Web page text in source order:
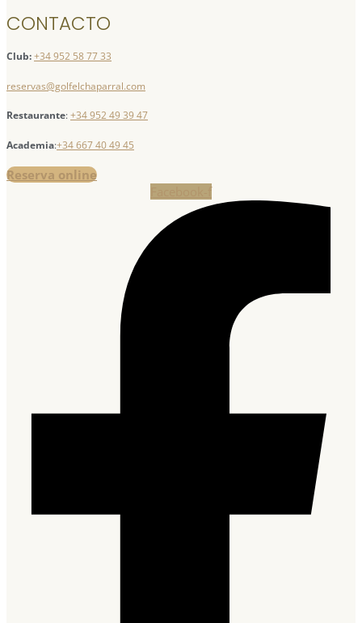
CONTACTO
Club:+34 952 58 77 33
reservas@golfelchaparral.com
Restaurante:+34 952 49 39 47
Academia:+34 667 40 49 45
Reserva online